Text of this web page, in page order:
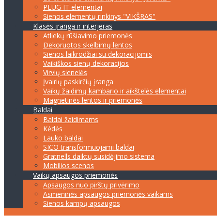
PLUG IT elementai
Sienos elementų rinkinys "VIKŠRAS"
Klasės įranga ir interjeras
Atliekų rūšiavimo priemonės
Dekoruotos skelbimų lentos
Sienos laikrodžiai su dekoracijomis
Vaikiškos sienų dekoracijos
Virvių sienelės
Įvairių paskirčių įranga
Vaikų žaidimų kambario ir aikštelės elementai
Magnetinės lentos ir priemonės
Baldai
Baldai žaidimams
Kėdės
Lauko baldai
SICO transformuojami baldai
Gratnells daiktų susidėjimo sistema
Mobilios scenos
Vaikų apsaugos priemonės
Apsaugos nuo pirštų privėrimo
Asmeninės apsaugos priemonės vaikams
Sienos kampų apsaugos